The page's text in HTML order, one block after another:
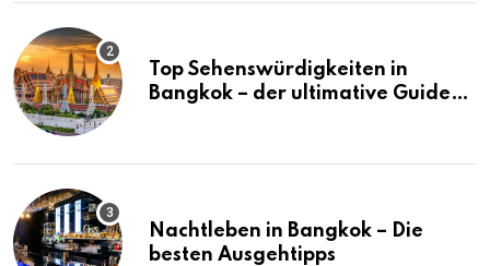
Top Sehenswürdigkeiten in
Bangkok – der ultimative Guide
Nachtleben in Bangkok – Die
besten Ausgehtipps